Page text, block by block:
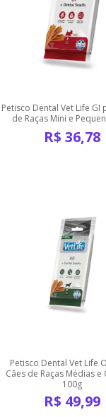
Petisco Dental Vet Life GI
de Raças Mini e
R$ 36,78
Petisco Dental Vet Life
Cães de Raças Médias e
100g
R$ 49,99